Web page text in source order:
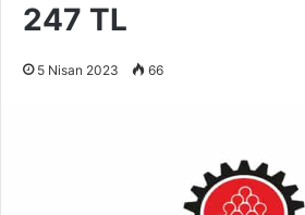
247 TL
5 Nisan 2023 66